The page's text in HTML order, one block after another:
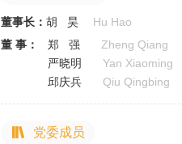
董事长： 胡 昊
Hu Hao
董 事：
郑 强
Zheng Qiang
严晓明
Yan Xiaoming
邱庆兵
Qiu Qingbing
党委成员